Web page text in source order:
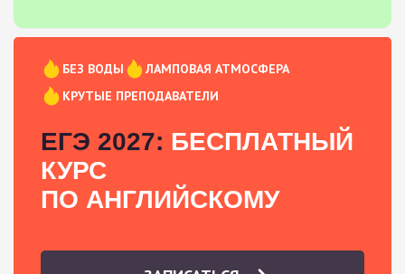
БЕЗ ВОДЫ
ЛАМПОВАЯ АТМОСФЕРА
КРУТЫЕ ПРЕПОДАВАТЕЛИ
ЕГЭ 2027: БЕСПЛАТНЫЙ
КУРС
ПО АНГЛИЙСКОМУ